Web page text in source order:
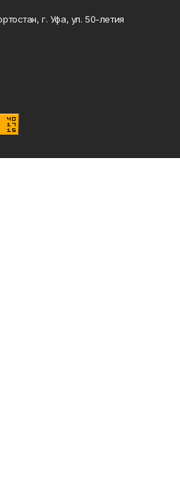
г. Уфа, ул. 50-летия